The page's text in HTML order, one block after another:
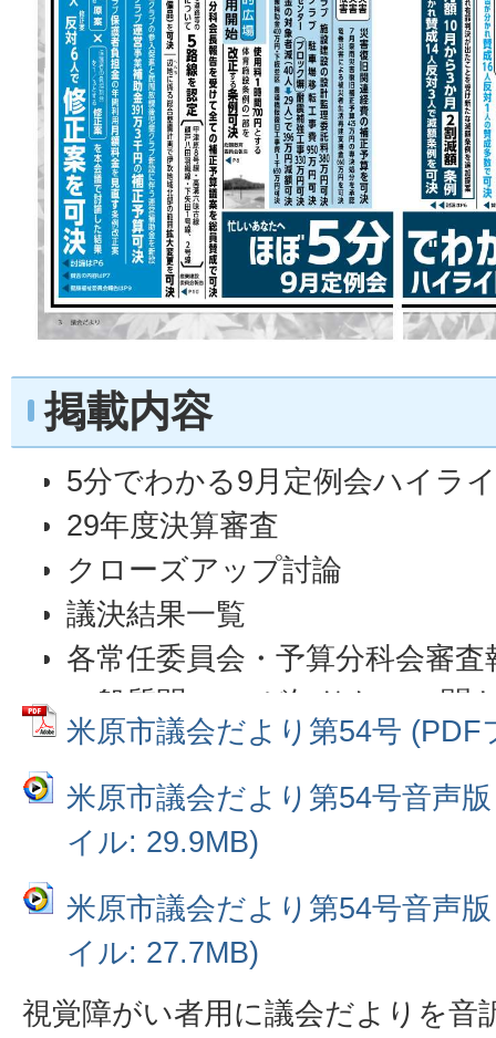
掲載内容
5分でわかる9月定例会ハイラ
29年度決算審査
クローズアップ討論
議決結果一覧
各常任委員会・予算分科会審査
一般質問 ここが知りたい・聞
議会活動紹介
特別委員会レポート
12月定例会の予定・議会の動
米原市議会だより第54号 (PDF
米原市議会だより第54号音声
イル: 29.9MB)
米原市議会だより第54号音声
イル: 27.7MB)
視覚障がい者用に議会だよりを音